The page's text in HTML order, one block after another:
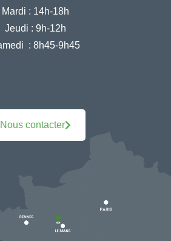
Mardi : 14h-18h
Jeudi : 9h-12h
: 8h45-9h45
Nous contacter